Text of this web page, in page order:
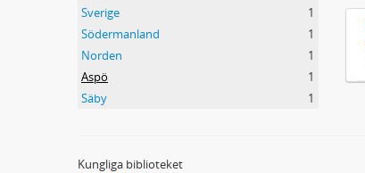
Sverige
1
Södermanland
1
Norden
1
Aspö
1
Säby
1
Kungliga biblioteket